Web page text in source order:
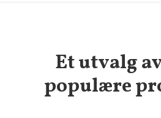
Et utvalg
populære